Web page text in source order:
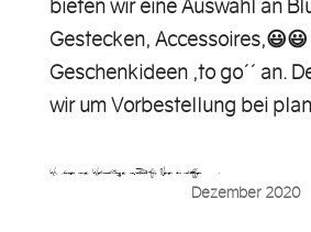
bieten wir eine Auswahl an
Gestecken,
Geschenkideen „to go´´ an.
wir um Vorbestellung bei
Wir räumen unser Weihnachtslager um Platz für Neues zu schaffen….
Dezember 2020